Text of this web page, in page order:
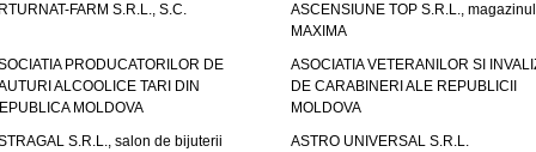
FARM S.R.L., S.C.
ASCENSIUNE TOP S.R.L., magazinul
MAXIMA
PRODUCATORILOR DE
ALCOOLICE TARI DIN
MOLDOVA
ASOCIATIA VETERANILOR SI
DE CARABINERI ALE REPUBLICII
MOLDOVA
S.R.L., salon de bijuterii
ASTRO UNIVERSAL S.R.L.